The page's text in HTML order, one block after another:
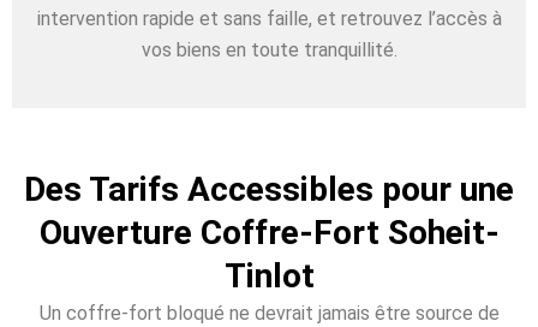
intervention rapide et sans faille, et retrouvez l’accès à
vos biens en toute tranquillité.
Des Tarifs Accessibles pour une
Ouverture Coffre-Fort Soheit-
Tinlot
Un coffre-fort bloqué ne devrait jamais être source de